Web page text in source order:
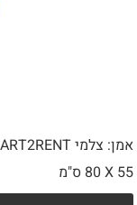
אמן: צלמי ART2RENT
55 X